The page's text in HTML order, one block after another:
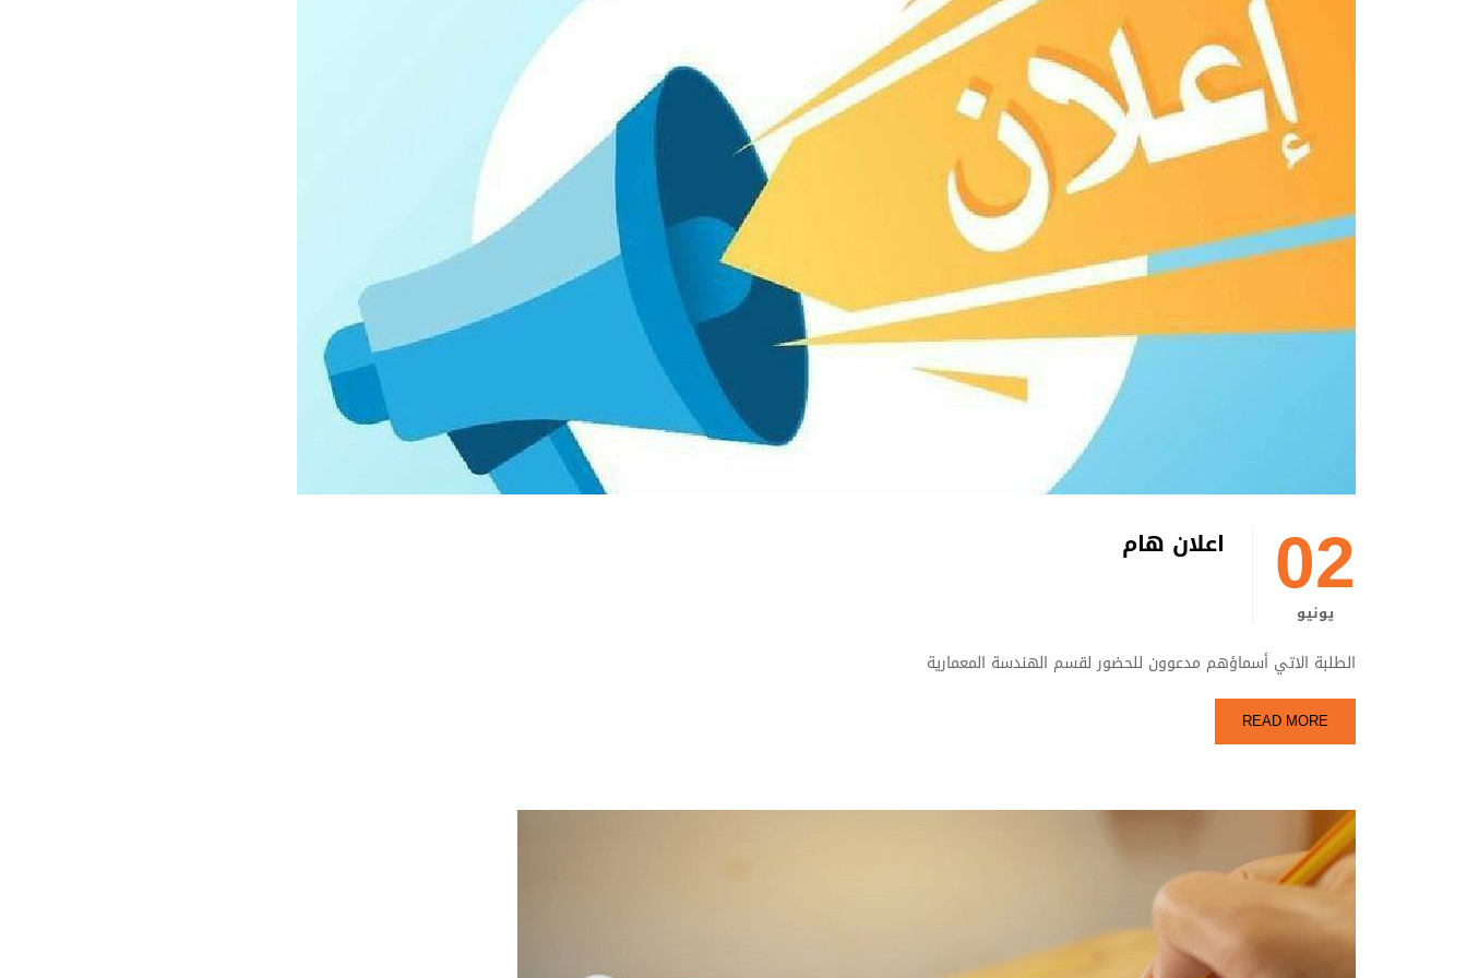
02
يونيو
اعلان هام
الطلبة الاتي أسماؤهم مدعوون للحضور لقسم الهندسة المعمارية
READ MORE